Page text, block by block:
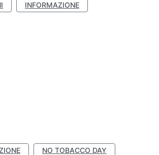
INFORMAZIONE
NO TOBACCO DAY